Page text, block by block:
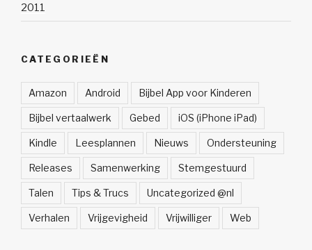
2011
CATEGORIEËN
Amazon Android Bijbel App voor Kinderen
Bijbel vertaalwerk Gebed iOS (iPhone iPad)
Kindle Leesplannen Nieuws Ondersteuning
Releases Samenwerking Stemgestuurd
Talen Tips & Trucs Uncategorized @nl
Verhalen Vrijgevigheid Vrijwilliger Web